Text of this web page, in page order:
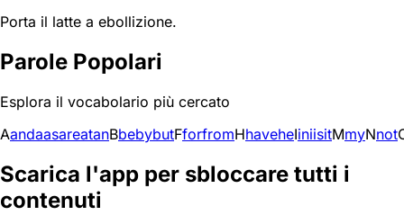
Porta il latte a ebollizione.
Parole Popolari
Esplora il vocabolario più cercato
AandaasareatanBbebybutFforfromHhaveheIiniisitMmyNnot
Scarica l'app per sbloccare tutti i
contenuti